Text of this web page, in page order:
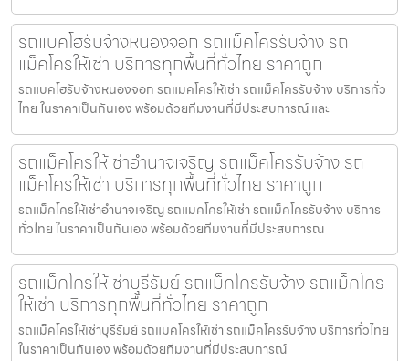
รถแบคโฮรับจ้างหนองจอก รถแม็คโครรับจ้าง รถ
แม็คโครให้เช่า บริการทุกพื้นที่ทั่วไทย ราคาถูก
รถแบคโฮรับจ้างหนองจอก รถแมคโครให้เช่า รถแม็คโครรับจ้าง บริการทั่ว
ไทย ในราคาเป็นกันเอง พร้อมด้วยทีมงานที่มีประสบการณ์ และ
รถแม็คโครให้เช่าอำนาจเจริญ รถแม็คโครรับจ้าง รถ
แม็คโครให้เช่า บริการทุกพื้นที่ทั่วไทย ราคาถูก
รถแม็คโครให้เช่าอำนาจเจริญ รถแมคโครให้เช่า รถแม็คโครรับจ้าง บริการ
ทั่วไทย ในราคาเป็นกันเอง พร้อมด้วยทีมงานที่มีประสบการณ
รถแม็คโครให้เช่าบุรีรัมย์ รถแม็คโครรับจ้าง รถแม็คโคร
ให้เช่า บริการทุกพื้นที่ทั่วไทย ราคาถูก
รถแม็คโครให้เช่าบุรีรัมย์ รถแมคโครให้เช่า รถแม็คโครรับจ้าง บริการทั่วไทย
ในราคาเป็นกันเอง พร้อมด้วยทีมงานที่มีประสบการณ์